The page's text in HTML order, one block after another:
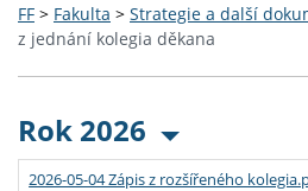
FF > Fakulta > Strategie a další
z jednání kolegia děkana
Rok 2026
2026-05-04 Zápis z rozšířeného